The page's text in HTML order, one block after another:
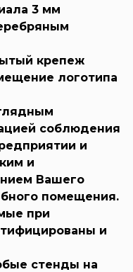
3 мм
крепеж
логотипа
соблюдения
и
и
Вашего
помещения.
при
и
стенды на